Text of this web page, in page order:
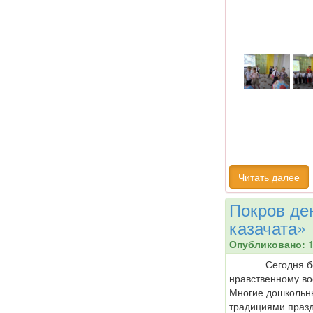
Читать далее
Покров
казачата»
Опубликовано:
Сегодня
нравственному
Многие
традициями